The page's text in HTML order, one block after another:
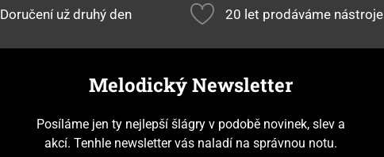
Doručení už druhý den 20 let prodáváme nástroje
Melodický Newsletter
Posíláme jen ty nejlepší šlágry v podobě novinek, slev a
akcí. Tenhle newsletter vás naladí na správnou notu.